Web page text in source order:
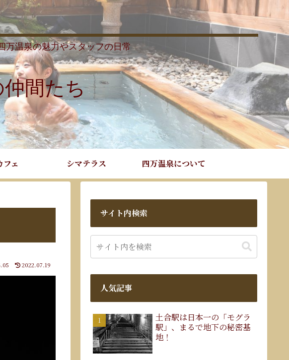
万温泉の魅力やスタッフの日常
仲間たち
フェ シマテラス 四万温泉について
2022.07.19
サイト内検索
人気記事
土合駅は日本一の「モグラ
駅」、まるで地下の秘密基
地！